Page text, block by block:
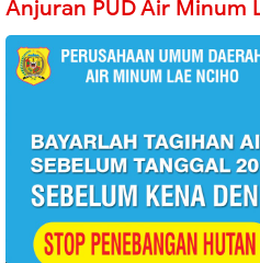
Anjuran PUD Air Minum